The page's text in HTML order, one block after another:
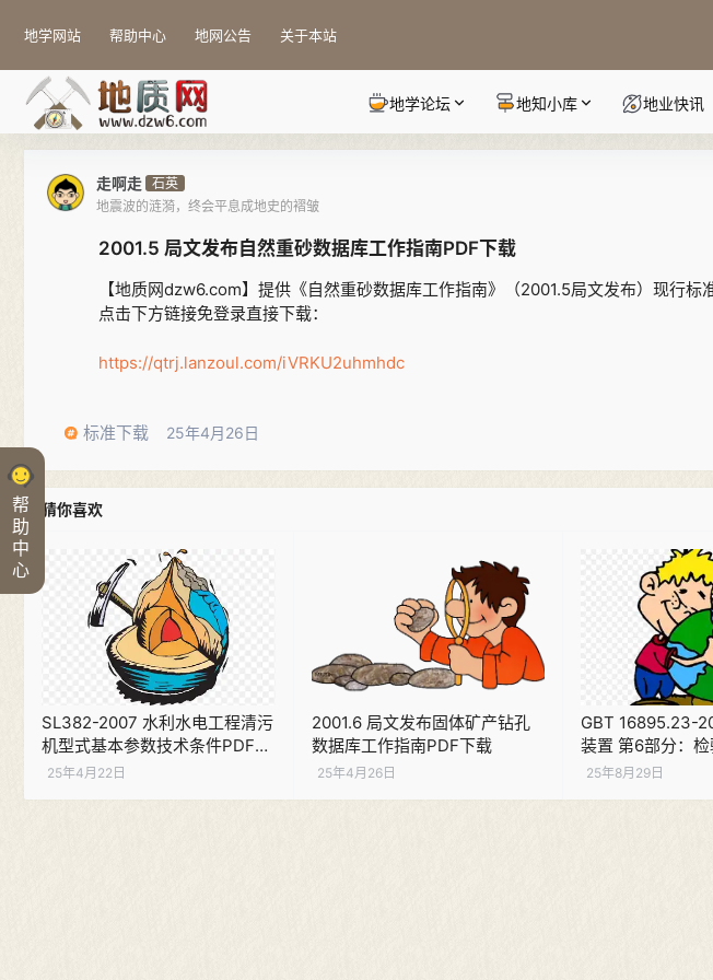
帮
助
中
心
地学网站 帮助中心 地网公告 关于本站
地学论坛 地知小库 地业快讯
走啊走 石英
地震波的涟漪，终会平息成地史的褶皱
2001.5 局文发布自然重砂数据库工作指南PDF下载
【地质网dzw6.com】提供《自然重砂数据库工作指南》（2001.5局文发布）现行标
点击下方链接免登录直接下载：
https://qtrj.lanzoul.com/iVRKU2uhmhdc
标准下载 25年4月26日
猜你喜欢
SL382-2007 水利水电工程清污
机型式基本参数技术条件PDF下
载
25年4月22日
2001.6 局文发布固体矿产钻孔
数据库工作指南PDF下载
25年4月26日
GBT 16895.23-
装置 第6部分：
25年8月29日